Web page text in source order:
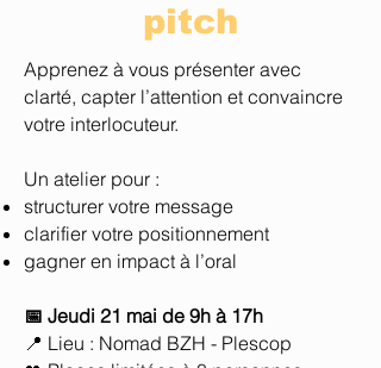
pitch
Apprenez à vous présenter avec
clarté, capter l’attention et convaincre
votre interlocuteur.
Un atelier pour :
structurer votre message
clarifier votre positionnement
gagner en impact à l’oral
📅 Jeudi 21 mai de 9h à 17h
📍 Lieu : Nomad BZH - Plescop